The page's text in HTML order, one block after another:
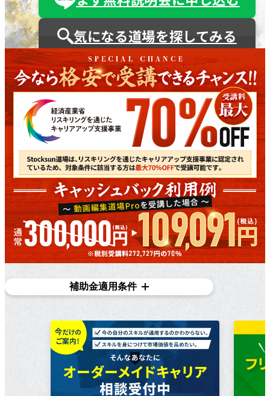
気になる道場を探してみる
補助金適用条件
対象条件
在職者であり、​雇用主の​変更を​伴う​転職を​目指している
方で​あれば、​正社員、​契約・派遣社員、​パートや​アルバ
イトの​方など、​幅広く​ご利用いただけます。詳しくは無
料個別相談にてご相談ください。